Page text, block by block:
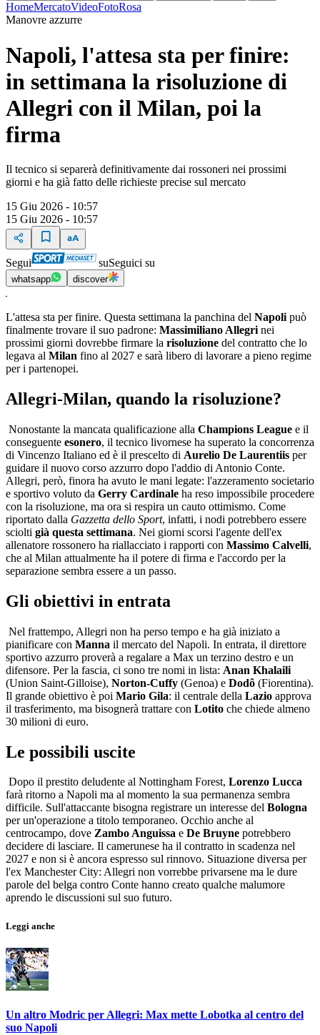
HomeMercatoVideoFotoRosa
Manovre azzurre
Napoli, l'attesa sta per finire:
in settimana la risoluzione di
Allegri con il Milan, poi la
firma
Il tecnico si separerà definitivamente dai rossoneri nei prossimi
giorni e ha già fatto delle richieste precise sul mercato
15 Giu 2026 - 10:57
15 Giu 2026 - 10:57
Segui suSeguici su
whatsapp discover
L'attesa sta per finire. Questa settimana la panchina del Napoli può
finalmente trovare il suo padrone: Massimiliano Allegri nei
prossimi giorni dovrebbe firmare la risoluzione del contratto che lo
legava al Milan fino al 2027 e sarà libero di lavorare a pieno regime
per i partenopei.
Allegri-Milan, quando la risoluzione?
Nonostante la mancata qualificazione alla Champions League e il
conseguente esonero, il tecnico livornese ha superato la concorrenza
di Vincenzo Italiano ed è il prescelto di Aurelio De Laurentiis per
guidare il nuovo corso azzurro dopo l'addio di Antonio Conte.
Allegri, però, finora ha avuto le mani legate: l'azzeramento societario
e sportivo voluto da Gerry Cardinale ha reso impossibile procedere
con la risoluzione, ma ora si respira un cauto ottimismo. Come
riportato dalla Gazzetta dello Sport, infatti, i nodi potrebbero essere
sciolti già questa settimana. Nei giorni scorsi l'agente dell'ex
allenatore rossonero ha riallacciato i rapporti con Massimo Calvelli,
che al Milan attualmente ha il potere di firma e l'accordo per la
separazione sembra essere a un passo.
Gli obiettivi in entrata
Nel frattempo, Allegri non ha perso tempo e ha già iniziato a
pianificare con Manna il mercato del Napoli. In entrata, il direttore
sportivo azzurro proverà a regalare a Max un terzino destro e un
difensore. Per la fascia, ci sono tre nomi in lista: Anan Khalaili
(Union Saint-Gilloise), Norton-Cuffy (Genoa) e Dodô (Fiorentina).
Il grande obiettivo è poi Mario Gila: il centrale della Lazio approva
il trasferimento, ma bisognerà trattare con Lotito che chiede almeno
30 milioni di euro.
Le possibili uscite
Dopo il prestito deludente al Nottingham Forest, Lorenzo Lucca
farà ritorno a Napoli ma al momento la sua permanenza sembra
difficile. Sull'attaccante bisogna registrare un interesse del Bologna
per un'operazione a titolo temporaneo. Occhio anche al
centrocampo, dove Zambo Anguissa e De Bruyne potrebbero
decidere di lasciare. Il camerunese ha il contratto in scadenza nel
2027 e non si è ancora espresso sul rinnovo. Situazione diversa per
l'ex Manchester City: Allegri non vorrebbe privarsene ma le dure
parole del belga contro Conte hanno creato qualche malumore
aprendo le discussioni sul suo futuro.
Leggi anche
Un altro Modric per Allegri: Max mette Lobotka al centro del
suo Napoli